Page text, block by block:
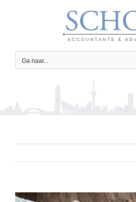
Ga naar...
Bekijk